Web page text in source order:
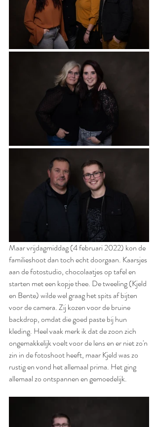
Maar vrijdagmiddag (4 februari 2022) kon de
familieshoot dan toch echt doorgaan. Kaarsjes
aan de fotostudio, chocolaatjes op tafel en
starten met een kopje thee. De tweeling (Kjeld
en Bente) wilde wel graag het spits af bijten
voor de camera. Zij kozen voor de bruine
backdrop, omdat die goed paste bij hun
kleding. Heel vaak merk ik dat de zoon zich
ongemakkelijk voelt voor de lens en er niet zo'n
zin in de fotoshoot heeft, maar Kjeld was zo
rustig en vond het allemaal prima. Het ging
allemaal zo ontspannen en gemoedelijk.